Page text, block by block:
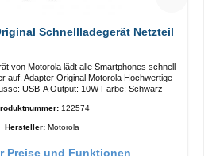
Motorola SC42 Original Schnellladegerät Netzteil
von Motorola lädt alle Smartphones schnell
Motorola Hochwertige
Anschlüsse: USB-A Output: 10W Farbe: Schwarz
122574
Hersteller: Motorola
Preise und Funktionen